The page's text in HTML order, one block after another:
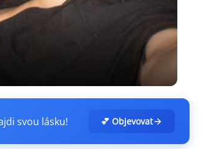
svou lásku! 💕 Objevovat